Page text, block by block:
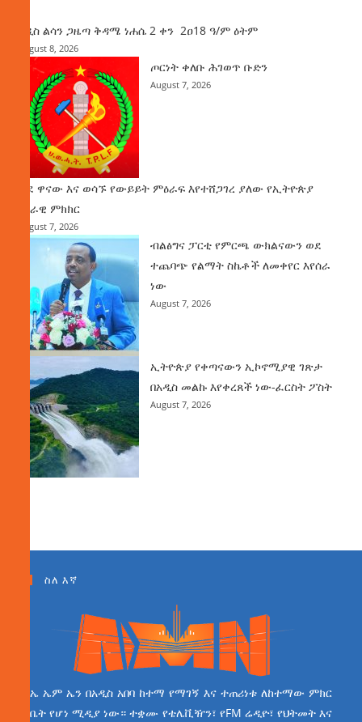
አዲስ ልሳን ጋዜጣ ቅዳሜ ነሐሴ 2 ቀን 2ዐ18 ዓ/ም ዕትም
August 8, 2026
ጦርነት ቀለቡ ሕገወጥ ቡድን
August 7, 2026
ወደ ዋናው እና ወሳኙ የውይይት ምዕራፍ እየተሸጋገረ ያለው የኢትዮጵያ
ሀገራዊ ምክክር
August 7, 2026
ብልፅግና ፓርቲ የምርጫ ውክልናውን ወደ
ተጨባጭ የልማት ስኬቶች ለመቀየር እየሰራ
ነው
August 7, 2026
ኢትዮጵያ የቀጣናውን ኢኮኖሚያዊ ገጽታ
በአዲስ መልኩ እየቀረጸች ነው-ፈርስት ፖስት
August 7, 2026
ስለ እኛ
ኤ ኤም ኤን በአዲስ አበባ ከተማ የማገኝ እና ተጠሪነቱ ለከተማው ምክር
ቤት የሆነ ሚዲያ ነው። ተቋሙ የቴሌቪዥን፣ የFM ሬዲዮ፣ የህትመት እና